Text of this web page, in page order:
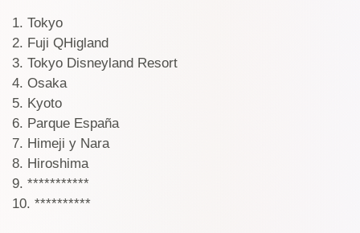
1. Tokyo
2. Fuji QHigland
3. Tokyo Disneyland Resort
4. Osaka
5. Kyoto
6. Parque España
7. Himeji y Nara
8. Hiroshima
9. ***********
10. **********